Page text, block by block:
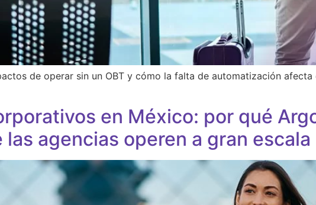
de operar sin un OBT y cómo la falta de automatización
en México: por qué
las agencias operen a gran escala